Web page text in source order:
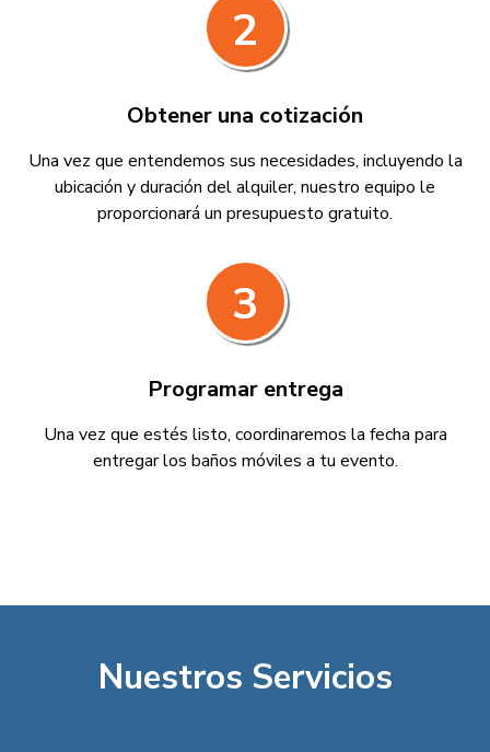
2
Obtener una cotización
Una vez que entendemos sus necesidades, incluyendo la
ubicación y duración del alquiler, nuestro equipo le
proporcionará un presupuesto gratuito.
3
Programar entrega
Una vez que estés listo, coordinaremos la fecha para
entregar los baños móviles a tu evento.
Nuestros Servicios